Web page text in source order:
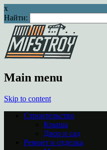
x
Найти:
Main menu
Skip to content
Строительство
Крыша
Двор и сад
Ремонт и отделка